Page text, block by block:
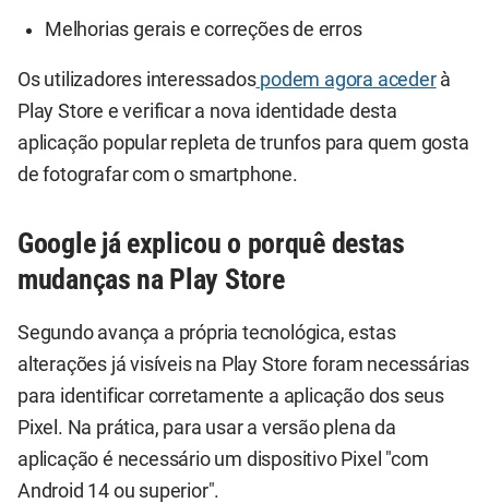
Melhorias gerais e correções de erros
Os utilizadores interessadospodem agora acederà
Play Store e verificar a nova identidade desta
aplicação popular repleta de trunfos para quem gosta
de fotografar com o smartphone.
Google já explicou o porquê destas
mudanças na Play Store
Segundo avança a própria tecnológica, estas
alterações já visíveis na Play Store foram necessárias
para identificar corretamente a aplicação dos seus
Pixel. Na prática, para usar a versão plena da
aplicação é necessário um dispositivo Pixel "com
Android 14 ou superior".